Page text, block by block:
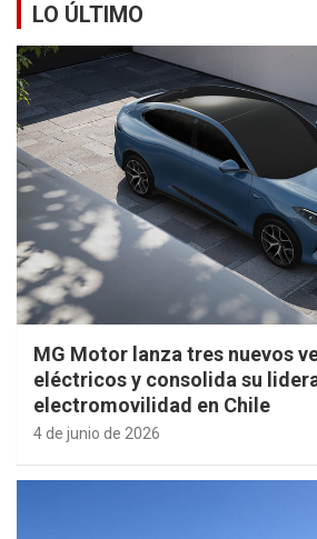
LO ÚLTIMO
MG Motor lanza tres nuevos
eléctricos y consolida su
electromovilidad en Chile
4 de junio de 2026